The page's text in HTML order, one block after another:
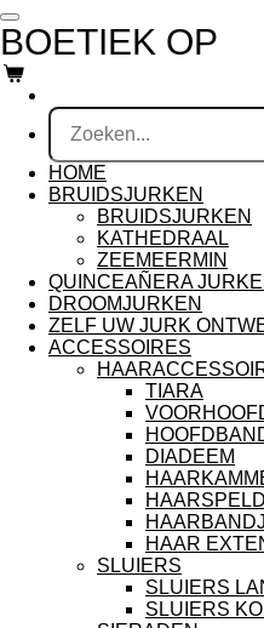
Ga
direct
naar
de
hoofdinhoud
BOETIEK OP
HOME
BRUIDSJURKEN
BRUIDSJURKEN
KATHEDRAAL
ZEEMEERMIN
QUINCEAÑERA
DROOMJURKEN
ZELF UW JURK
ACCESSOIRES
TIARA
DIADEEM
HAAR
SLUIERS
SLUIERS
SLUIERS